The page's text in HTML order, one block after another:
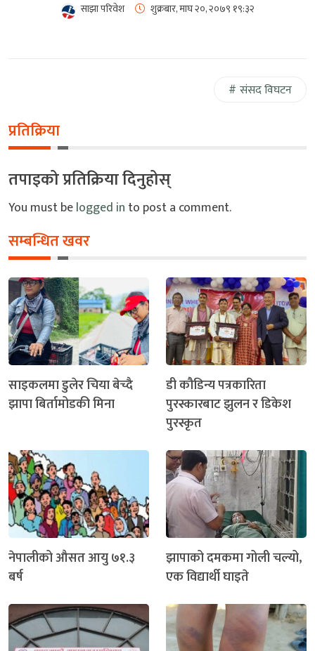
साझा परिवेश शुक्रबार, माघ २०, २०७९ १९:३२
संसद विघटन
प्रतिक्रिया
तपाइको प्रतिक्रिया दिनुहोस्
You must belogged in to post a comment.
सम्बन्धित खवर
साइकलमा डुलेर चिया बेच्दै
झापा बिर्तामोडकी मिना
डी कौडिन्य पत्रकारिता
पुरस्कारबाट झुलन र डिकेश
पुरस्कृत
नेपालीको औसत आयु ७१.३
बर्ष
झापाको दमकमा गोली चल्यो,
एक विद्यार्थी घाइते